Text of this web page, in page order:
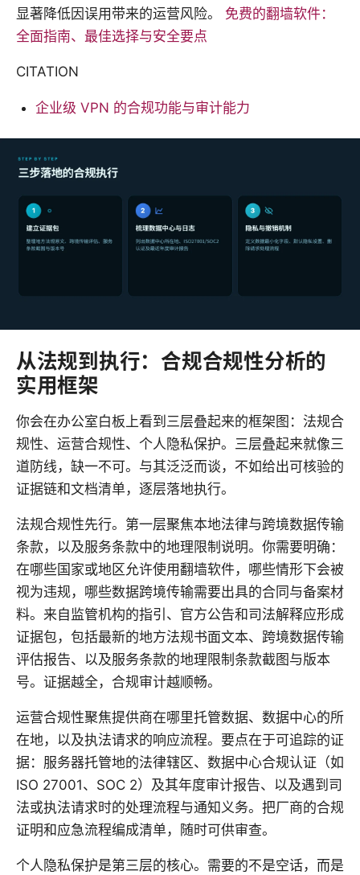
显著降低因误用带来的运营风险。 免费的翻墙软件：
全面指南、最佳选择与安全要点
CITATION
企业级 VPN 的合规功能与审计能力
从法规到执行：合规合规性分析的
实用框架
你会在办公室白板上看到三层叠起来的框架图：法规合
规性、运营合规性、个人隐私保护。三层叠起来就像三
道防线，缺一不可。与其泛泛而谈，不如给出可核验的
证据链和文档清单，逐层落地执行。
法规合规性先行。第一层聚焦本地法律与跨境数据传输
条款，以及服务条款中的地理限制说明。你需要明确：
在哪些国家或地区允许使用翻墙软件，哪些情形下会被
视为违规，哪些数据跨境传输需要出具的合同与备案材
料。来自监管机构的指引、官方公告和司法解释应形成
证据包，包括最新的地方法规书面文本、跨境数据传输
评估报告、以及服务条款的地理限制条款截图与版本
号。证据越全，合规审计越顺畅。
运营合规性聚焦提供商在哪里托管数据、数据中心的所
在地，以及执法请求的响应流程。要点在于可追踪的证
据：服务器托管地的法律辖区、数据中心合规认证（如
ISO 27001、SOC 2）及其年度审计报告、以及遇到司
法或执法请求时的处理流程与通知义务。把厂商的合规
证明和应急流程编成清单，随时可供审查。
个人隐私保护是第三层的核心。需要的不是空话，而是